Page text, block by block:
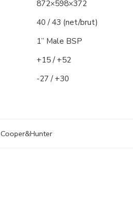
872×598×372
40 / 43 (net/brut)
1” Male BSP
+15 / +52
-27 / +30
Cooper&Hunter